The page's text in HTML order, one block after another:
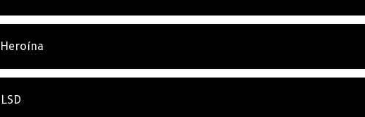
Heroína
LSD